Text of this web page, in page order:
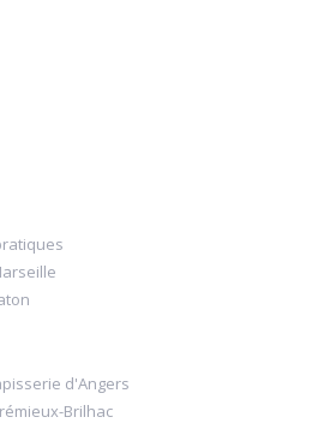
d'Angers
Brilhac